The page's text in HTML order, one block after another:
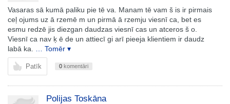
Vasaras sā kumā paliku pie tē va. Manam tē vam š is ir pirmais
ceļ ojums uz ā rzemē m un pirmā ā rzemju viesnī ca, bet es
esmu redzē jis diezgan daudzas viesnī cas un atceros š o.
Viesnī ca nav ķ ē de un attiecī gi arī pieeja klientiem ir daudz
labā ka.
… Tomēr ▾
Patīk 0 komentāri
Polijas Toskāna